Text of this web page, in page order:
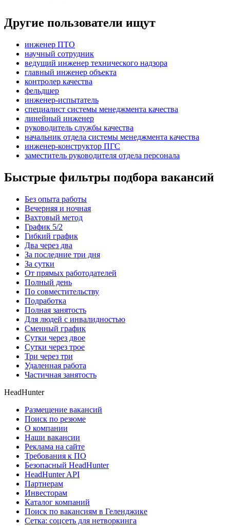
Другие пользователи ищут
инженер ПТО
научный сотрудник
ведущий инженер технического надзора
главный инженер объекта
контролер качества
фельдшер
инженер-испытатель
специалист системы менеджмента качества
линейный инженер
руководитель службы качества
начальник отдела системы менеджмента качества
инженер-конструктор ПГС
заместитель руководителя отдела персонала
Быстрые фильтры подбора вакансий
Без опыта работы
Вечерняя и ночная
Вахтовый метод
График 5/2
Гибкий график
Два через два
За последние три дня
За сутки
От прямых работодателей
Полный день
По совместительству
Подработка
Полная занятость
Для людей с инвалидностью
Сменный график
Сутки через двое
Сутки через трое
Три через три
Удаленная работа
Частичная занятость
HeadHunter
Размещение вакансий
Поиск по резюме
О компании
Наши вакансии
Реклама на сайте
Требования к ПО
Безопасный HeadHunter
HeadHunter API
Партнерам
Инвесторам
Каталог компаний
Поиск по вакансиям в Геленджике
Сетка: соцсеть для нетворкинга